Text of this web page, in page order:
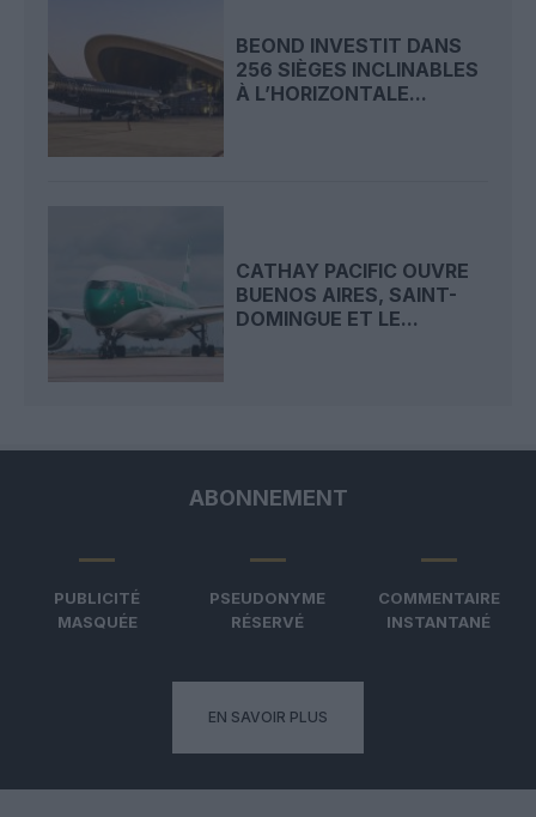
BEOND INVESTIT DANS
256 SIÈGES INCLINABLES
À L’HORIZONTALE...
CATHAY PACIFIC OUVRE
BUENOS AIRES, SAINT-
DOMINGUE ET LE...
ABONNEMENT
PUBLICITÉ
MASQUÉE
PSEUDONYME
RÉSERVÉ
COMMENTAIRE
INSTANTANÉ
EN SAVOIR PLUS